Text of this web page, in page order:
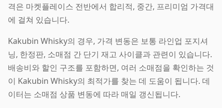
격은 마켓플레이스 전반에서 합리적, 중간, 프리미엄 가격대
에 걸쳐 있습니다.
Kakubin Whisky의 경우, 가격 변동은 보통 라인업 포지셔
닝, 한정판, 소매점 간 단기 재고 사이클과 관련이 있습니다.
배송비와 할인 구조를 포함하면, 여러 소매점을 확인하는 것
이 Kakubin Whisky의 최적가를 찾는 데 도움이 됩니다. 데
이터는 소매점 상품 변동에 따라 매일 갱신됩니다.